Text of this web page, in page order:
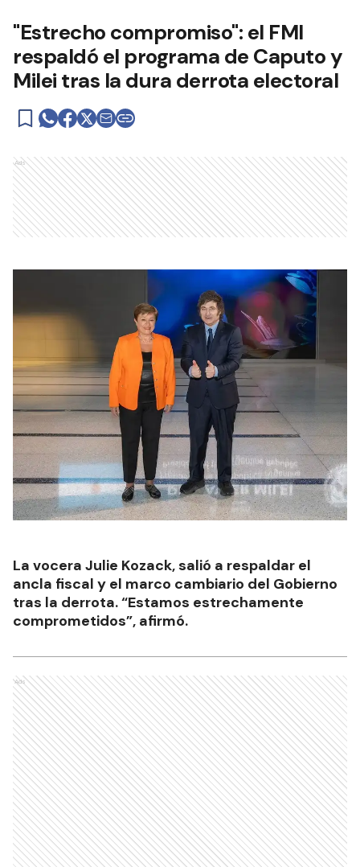
"Estrecho compromiso": el FMI
respaldó el programa de Caputo y
Milei tras la dura derrota electoral
Ads
La vocera Julie Kozack, salió a respaldar el
ancla fiscal y el marco cambiario del Gobierno
tras la derrota. “Estamos estrechamente
comprometidos”, afirmó.
Ads